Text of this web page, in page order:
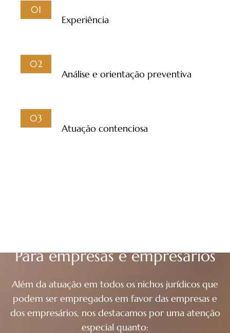
01
Experiência
02
Análise e orientação preventiva
03
Atuação contenciosa
Para empresas e empresários
Além da atuação em todos os nichos jurídicos que
podem ser empregados em favor das empresas e
dos empresários, nos destacamos por uma atenção
especial quanto: